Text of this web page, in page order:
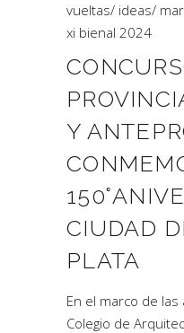
vueltas/ ideas/
xi bienal 2024
Y
CIUDAD
PLATA
En el marco de
Colegio de